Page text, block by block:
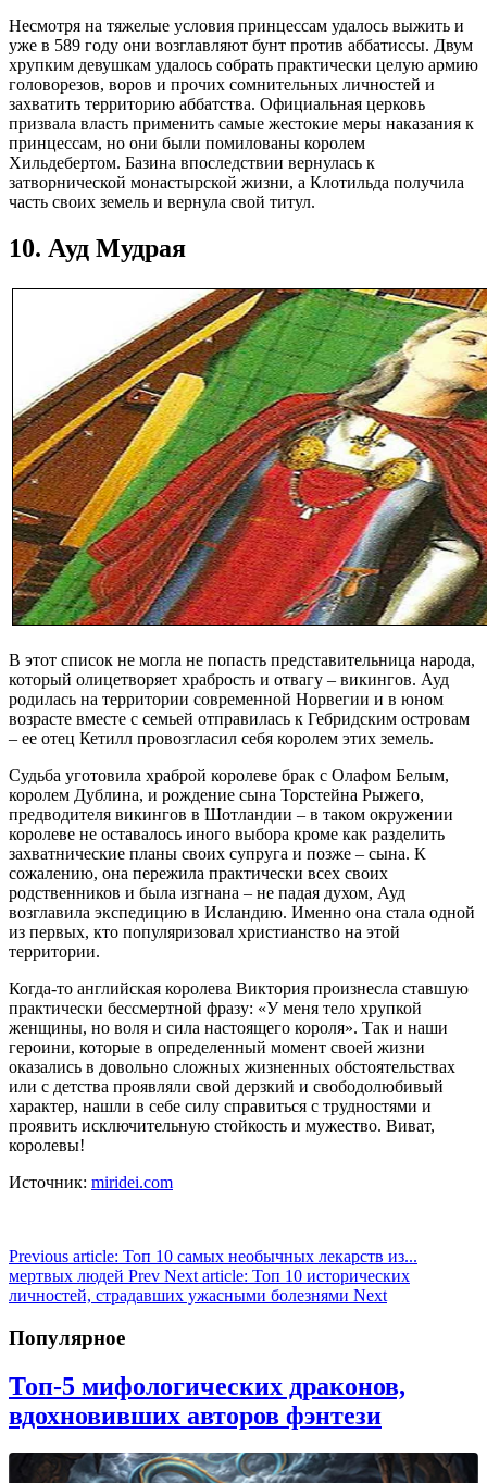
Несмотря на тяжелые условия принцессам удалось выжить и
уже в 589 году они возглавляют бунт против аббатиссы. Двум
хрупким девушкам удалось собрать практически целую армию
головорезов, воров и прочих сомнительных личностей и
захватить территорию аббатства. Официальная церковь
призвала власть применить самые жестокие меры наказания к
принцессам, но они были помилованы королем
Хильдебертом. Базина впоследствии вернулась к
затворнической монастырской жизни, а Клотильда получила
часть своих земель и вернула свой титул.
10. Ауд Мудрая
В этот список не могла не попасть представительница народа,
который олицетворяет храбрость и отвагу – викингов. Ауд
родилась на территории современной Норвегии и в юном
возрасте вместе с семьей отправилась к Гебридским островам
– ее отец Кетилл провозгласил себя королем этих земель.
Судьба уготовила храброй королеве брак с Олафом Белым,
королем Дублина, и рождение сына Торстейна Рыжего,
предводителя викингов в Шотландии – в таком окружении
королеве не оставалось иного выбора кроме как разделить
захватнические планы своих супруга и позже – сына. К
сожалению, она пережила практически всех своих
родственников и была изгнана – не падая духом, Ауд
возглавила экспедицию в Исландию. Именно она стала одной
из первых, кто популяризовал христианство на этой
территории.
Когда-то английская королева Виктория произнесла ставшую
практически бессмертной фразу: «У меня тело хрупкой
женщины, но воля и сила настоящего короля». Так и наши
героини, которые в определенный момент своей жизни
оказались в довольно сложных жизненных обстоятельствах
или с детства проявляли свой дерзкий и свободолюбивый
характер, нашли в себе силу справиться с трудностями и
проявить исключительную стойкость и мужество. Виват,
королевы!
Источник: miridei.com
Previous article: Топ 10 самых необычных лекарств из...
мертвых людей Prev Next article: Топ 10 исторических
личностей, страдавших ужасными болезнями Next
Популярное
Топ-5 мифологических драконов,
вдохновивших авторов фэнтези